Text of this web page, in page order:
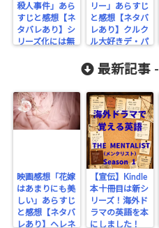
gins/sns-
count-
cache.php
on line 2897
殺人事件」あら
すじと感想【ネ
タバレあり】シ
リーズ化には無
リー」あらすじ
と感想【ネタバ
レあり】クルク
ル大好きデ・パ
最新記事 -
映画感想「花嫁
はあまりにも美
しい」あらすじ
と感想【ネタバ
レあり】ヘレネ
【宣伝】Kindle
本十冊目は新シ
リーズ！海外ド
ラマの英語を本
にしました！